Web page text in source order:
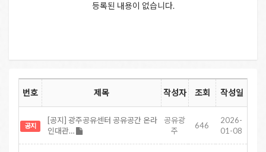
등록된 내용이 없습니다.
번호 제목 작성자 조회 작성일
공지
[공지] 광주공유센터 공유공간 온라
인대관…
공유광
주
646
2026-
01-08